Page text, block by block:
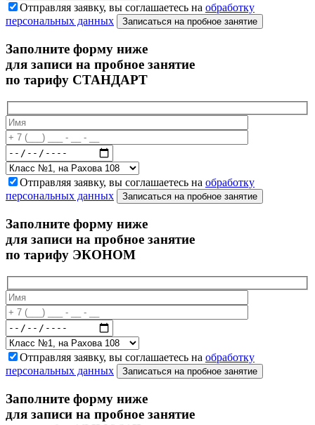
Отправляя заявку, вы соглашаетесь на обработку
персональных данных
Записаться на пробное занятие
Заполните форму ниже
для записи на пробное занятие
по тарифу СТАНДАРТ
Отправляя заявку, вы соглашаетесь на обработку
персональных данных
Записаться на пробное занятие
Заполните форму ниже
для записи на пробное занятие
по тарифу ЭКОНОМ
Отправляя заявку, вы соглашаетесь на обработку
персональных данных
Записаться на пробное занятие
Заполните форму ниже
для записи на пробное занятие